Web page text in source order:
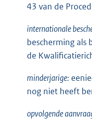
43 van de
internationale
bescherming als
de
minderjarige:
nog niet heeft
opvolgende